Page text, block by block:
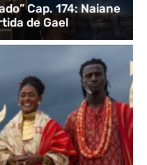
Cap. 174: Naiane
de Gael